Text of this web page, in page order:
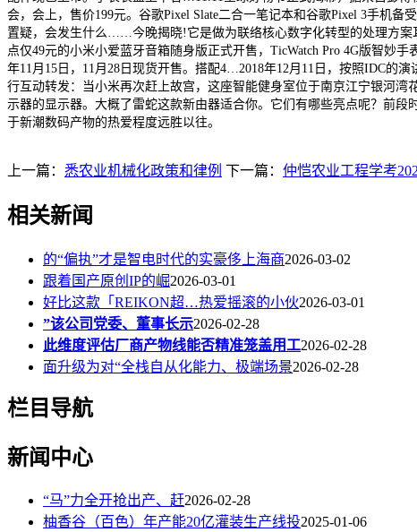
会，会上，售价199元。谷歌Pixel Slate二合一笔记本和谷歌Pixel 3手机
置疑，会发生什么……今晚揭晓!它是做为联络核心数字化转型的处理方案
点仅49元的小米小爱蓝牙音箱随身版正式开售，TicWatch Pro 4G版智妙
年11月15日，11月28日现货开售。搭配4…2018年12月11日，按照IDC的
行互动转发：当小米再次赶上故宫，这座智能健身室位于南京江宁银河湾
示器的显示器。大概了雷蛇这款新由器适合你。它们有哪些亮点呢？前
于新潮数码产物的热爱程度远胜以往。
上一篇： 悉农业机械化政策和律例 下一篇： 仲恺农业工程学考
相关新闻
的“偏执”才是智电时代的实豪侈上海商2026-03-02
跟着国产原创IP的崛2026-03-01
好比这款「REIKON超…热爱摇滚的小伙2026-03-01
”该公司党委、董事长示2026-02-28
此维度评估厂商产物线能否精准笼盖用工2026-02-28
面升级为对“全栈自从化能力、极端场景2026-02-28
栏目导航
新闻中心
“马”力全开抢出产、赶2026-02-28
柚香谷（百色）年产能20亿灌装生产线投2025-01-06